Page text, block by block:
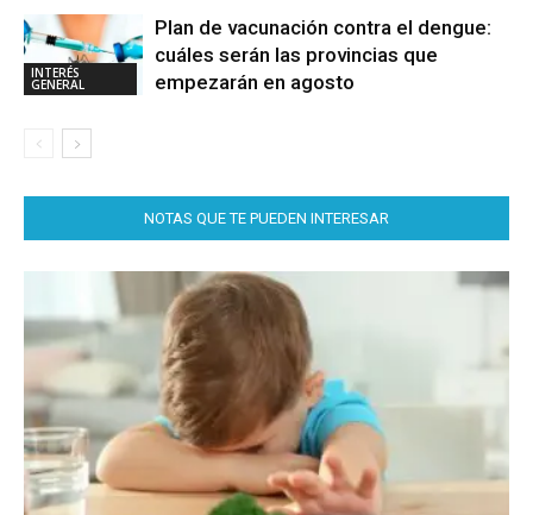
INTERÉS
GENERAL
Plan de vacunación contra el dengue:
cuáles serán las provincias que
empezarán en agosto
NOTAS QUE TE PUEDEN INTERESAR